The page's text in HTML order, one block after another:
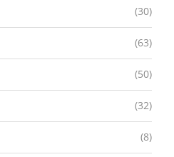
(30)
(63)
(50)
(32)
(8)